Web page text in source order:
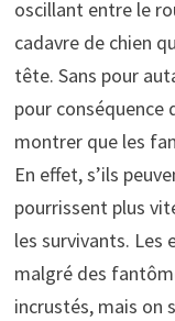
oscillant entre le
cadavre de chien
tête. Sans pour
pour
montrer que les
En effet, s’ils
pourrissent plus
les survivants. Les
malgré des
incrustés, mais on